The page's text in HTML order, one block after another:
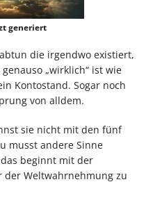
generiert
die irgendwo existiert,
„wirklich“ ist wie
Kontostand. Sogar noch
von alldem.
sie nicht mit den fünf
musst andere Sinne
beginnt mit der
der Weltwahrnehmung zu